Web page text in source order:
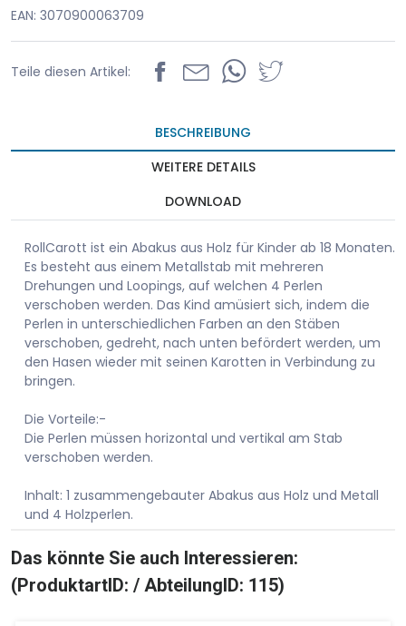
EAN: 3070900063709
Teile diesen Artikel:
BESCHREIBUNG
WEITERE DETAILS
DOWNLOAD
RollCarott ist ein Abakus aus Holz für Kinder ab 18 Monaten.
Es besteht aus einem Metallstab mit mehreren
Drehungen und Loopings, auf welchen 4 Perlen
verschoben werden. Das Kind amüsiert sich, indem die
Perlen in unterschiedlichen Farben an den Stäben
verschoben, gedreht, nach unten befördert werden, um
den Hasen wieder mit seinen Karotten in Verbindung zu
bringen.
Die Vorteile:-
Die Perlen müssen horizontal und vertikal am Stab
verschoben werden.
Inhalt: 1 zusammengebauter Abakus aus Holz und Metall
und 4 Holzperlen.
Das könnte Sie auch Interessieren:
(ProduktartID: / AbteilungID: 115)